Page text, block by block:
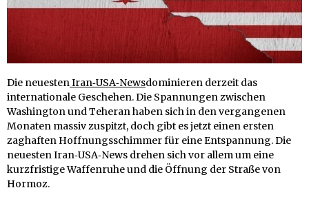
Die neuestenIran‑USA‑Newsdominieren derzeit das
internationale Geschehen. Die Spannungen zwischen
Washington und Teheran haben sich in den vergangenen
Monaten massiv zuspitzt, doch gibt es jetzt einen ersten
zaghaften Hoffnungsschimmer für eine Entspannung. Die
neuesten Iran‑USA‑News drehen sich vor allem um eine
kurzfristige Waffenruhe und die Öffnung der Straße von
Hormoz.